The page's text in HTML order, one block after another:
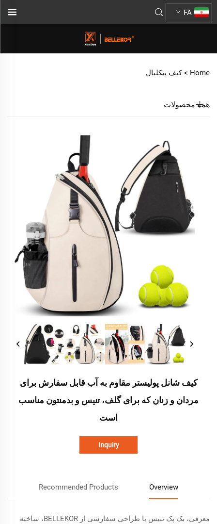
FA
Home > کیف پیکلبال
همه محصولات
کیف شانل پولیستر مقاوم به آب قابل سفارش برای
مردان و زنان که برای گلف، تنیس و بدمنتون مناسب
است
Inquiry
Overview
Recommended Products
معرفی، بک پک تنیس با طراحی سفارشی از BELLEKOR، ساخته